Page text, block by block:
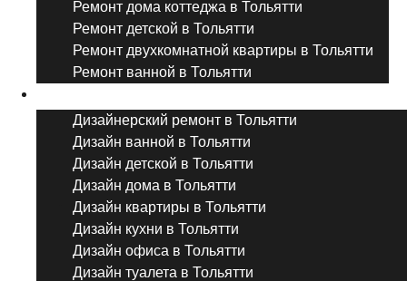
Ремонт дома коттеджа в Тольятти
Ремонт детской в Тольятти
Ремонт двухкомнатной квартиры в Тольятти
Ремонт ванной в Тольятти
Дизайнерский ремонт в Тольятти
Дизайн ванной в Тольятти
Дизайн детской в Тольятти
Дизайн дома в Тольятти
Дизайн квартиры в Тольятти
Дизайн кухни в Тольятти
Дизайн офиса в Тольятти
Дизайн туалета в Тольятти